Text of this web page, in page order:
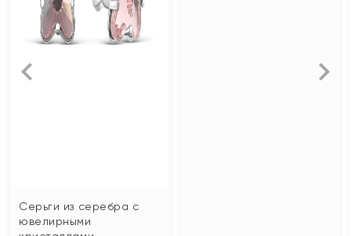
Серьги из серебра с
ювелирными